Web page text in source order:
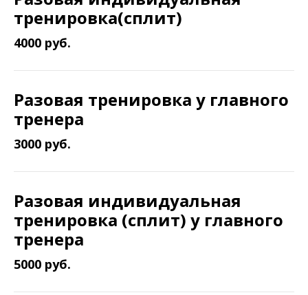
тренировка(сплит)
4000 руб.
Разовая тренировка у главного
тренера
3000 руб.
Разовая индивидуальная
тренировка (сплит) у главного
тренера
5000 руб.